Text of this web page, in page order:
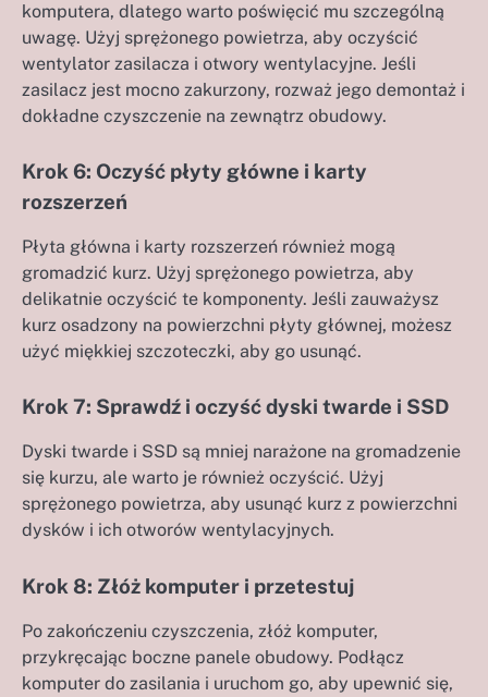
komputera, dlatego warto poświęcić mu szczególną
uwagę. Użyj sprężonego powietrza, aby oczyścić
wentylator zasilacza i otwory wentylacyjne. Jeśli
zasilacz jest mocno zakurzony, rozważ jego demontaż i
dokładne czyszczenie na zewnątrz obudowy.
Krok 6: Oczyść płyty główne i karty
rozszerzeń
Płyta główna i karty rozszerzeń również mogą
gromadzić kurz. Użyj sprężonego powietrza, aby
delikatnie oczyścić te komponenty. Jeśli zauważysz
kurz osadzony na powierzchni płyty głównej, możesz
użyć miękkiej szczoteczki, aby go usunąć.
Krok 7: Sprawdź i oczyść dyski twarde i SSD
Dyski twarde i SSD są mniej narażone na gromadzenie
się kurzu, ale warto je również oczyścić. Użyj
sprężonego powietrza, aby usunąć kurz z powierzchni
dysków i ich otworów wentylacyjnych.
Krok 8: Złóż komputer i przetestuj
Po zakończeniu czyszczenia, złóż komputer,
przykręcając boczne panele obudowy. Podłącz
komputer do zasilania i uruchom go, aby upewnić się,